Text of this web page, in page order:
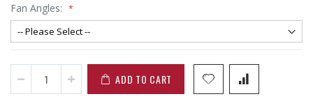
Fan Angles:
ADD TO CART